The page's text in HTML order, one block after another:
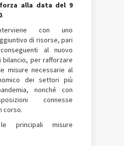
alla data del 9
.
con uno
di risorse, pari
al nuovo
per rafforzare
misure necessarie al
dei settori più
nonché con
connesse
corso.
principali misure